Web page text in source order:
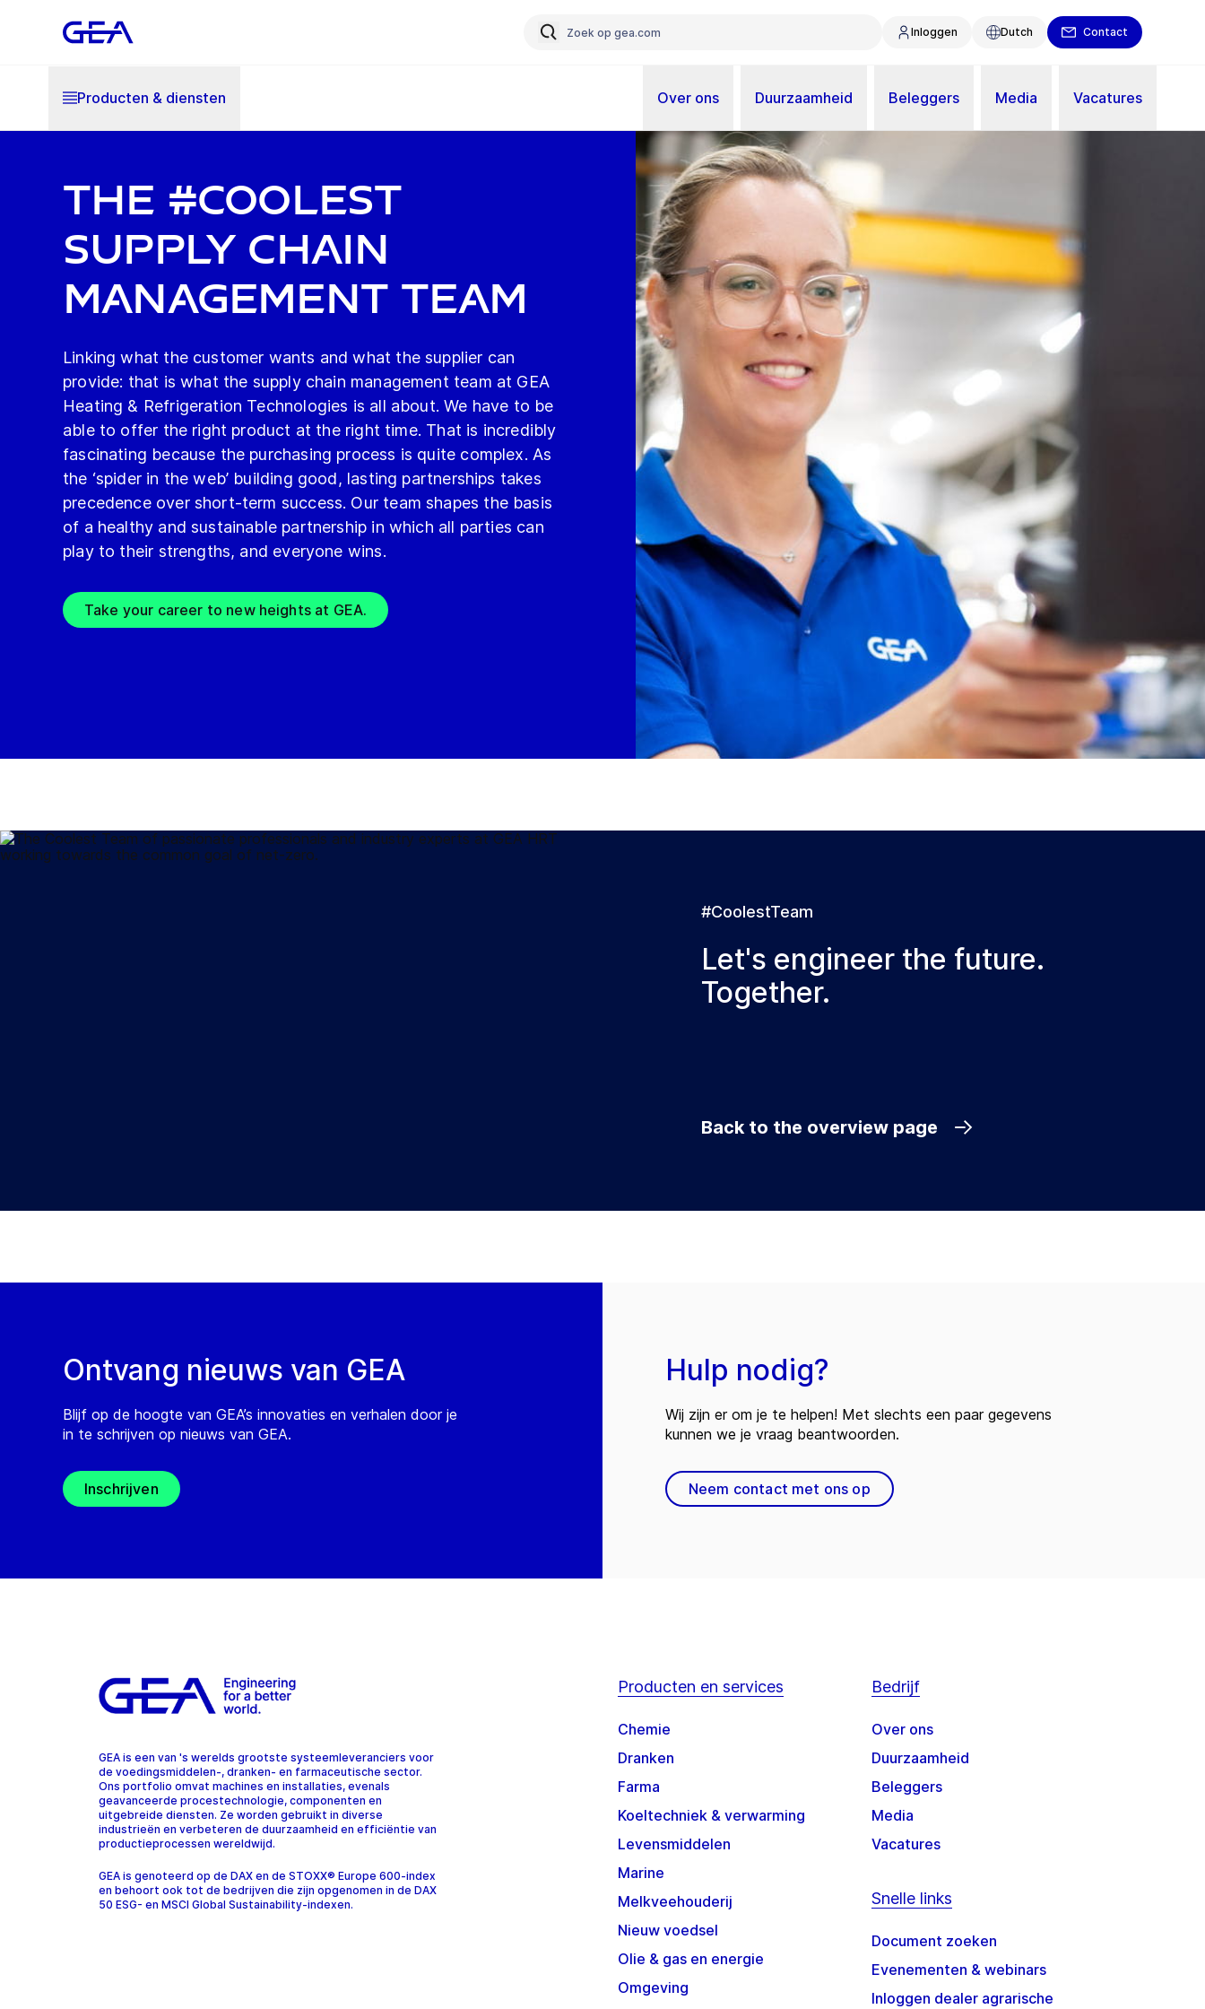
Inloggen Dutch Contact
Producten & diensten Over ons Duurzaamheid Beleggers Media Vacatures
The #Coolest
Supply Chain
Management Team
Linking what the customer wants and what the supplier can
provide: that is what the supply chain management team at GEA
Heating & Refrigeration Technologies is all about. We have to be
able to offer the right product at the right time. That is incredibly
fascinating because the purchasing process is quite complex. As
the ‘spider in the web’ building good, lasting partnerships takes
precedence over short-term success. Our team shapes the basis
of a healthy and sustainable partnership in which all parties can
play to their strengths, and everyone wins.
Take your career to new heights at GEA.
#CoolestTeam
Let's engineer the future.
Together.
Back to the overview page
Ontvang nieuws van GEA
Blijf op de hoogte van GEA’s innovaties en verhalen door je
in te schrijven op nieuws van GEA.
Inschrijven
Hulp nodig?
Wij zijn er om je te helpen! Met slechts een paar gegevens
kunnen we je vraag beantwoorden.
Neem contact met ons op
GEA is een van 's werelds grootste systeemleveranciers voor
de voedingsmiddelen-, dranken- en farmaceutische sector.
Ons portfolio omvat machines en installaties, evenals
geavanceerde procestechnologie, componenten en
uitgebreide diensten. Ze worden gebruikt in diverse
industrieën en verbeteren de duurzaamheid en efficiëntie van
productieprocessen wereldwijd.
GEA is genoteerd op de DAX en de STOXX® Europe 600-index
en behoort ook tot de bedrijven die zijn opgenomen in de DAX
50 ESG- en MSCI Global Sustainability-indexen.
Producten en services
Chemie
Dranken
Farma
Koeltechniek & verwarming
Levensmiddelen
Marine
Melkveehouderij
Nieuw voedsel
Olie & gas en energie
Omgeving
Bedrijf
Over ons
Duurzaamheid
Beleggers
Media
Vacatures
Snelle links
Document zoeken
Evenementen & webinars
Inloggen dealer agrarische